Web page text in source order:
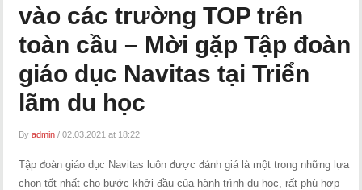
vào các trường TOP trên
toàn cầu – Mời gặp Tập đoàn
giáo dục Navitas tại Triển
lãm du học
Byadmin /02.03.2021 at 18:22
Tập đoàn giáo dục Navitas luôn được đánh giá là một trong những lựa
chọn tốt nhất cho bước khởi đầu của hành trình du học, rất phù hợp